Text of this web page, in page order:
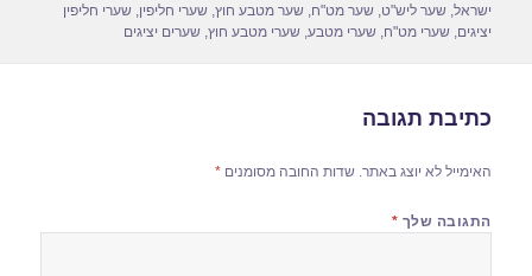
ישראל,שער ליש"ט,שער מט"ח,שער מטבע חוץ,שערי חליפין,שערי חליפין
יציגים,שערי מט"ח,שערי מטבע,שערי מטבע חוץ,שערים יציגים
כתיבת תגובה
האימייל לא יוצג באתר. שדות החובה מסומנים*
התגובה שלך *